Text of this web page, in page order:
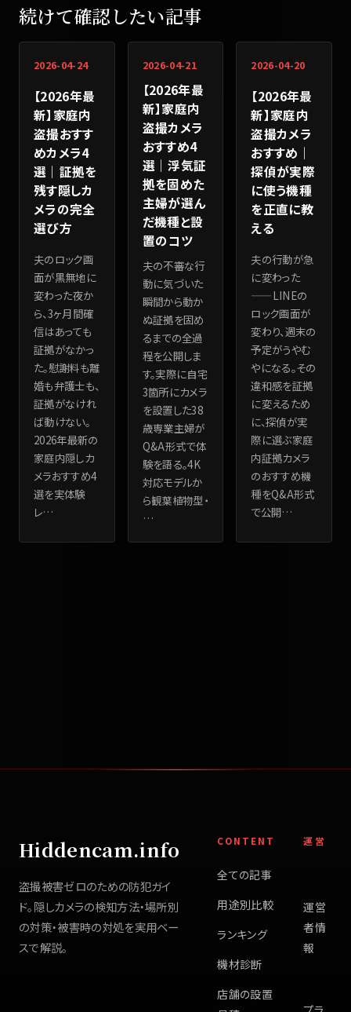
続けて確認したい記事
2026-04-24
【2026年最
新】家庭内
盗撮おすす
めカメラ4
選｜証拠を
残す隠しカ
メラの完全
選び方
夫のロック画
面が黒無地に
変わった夜か
ら、3ヶ月間確
信はあっても
証拠がなかっ
た。慰謝料も離
婚も弁護士も、
証拠がなけれ
ば動けない。
2026年最新の
家庭内隠しカ
メラおすすめ4
選を実体験
レ…
2026-04-21
【2026年最
新】家庭内
盗撮カメラ
おすすめ4
選｜浮気証
拠を固めた
主婦が選ん
だ機種と設
置のコツ
夫の不審な行
動に気づいた
瞬間から動か
ぬ証拠を固め
るまでの全過
程を公開しま
す。実際に自宅
3箇所にカメラ
を設置した38
歳専業主婦が
Q&A形式で体
験を語る。4K
対応モデルか
ら観葉植物型・
…
2026-04-20
【2026年最
新】家庭内
盗撮カメラ
おすすめ｜
探偵が実際
に使う機種
を正直に教
える
夫の行動が急
に変わった
——LINEの
ロック画面が
変わり、週末の
予定がうやむ
やになる。その
違和感を証拠
に変えるため
に、探偵が実
際に選ぶ家庭
内証拠カメラ
のおすすめ機
種をQ&A形式
で公開…
Hiddencam.info
盗撮被害ゼロのための防犯ガイ
ド。隠しカメラの検知方法・場所別
の対策・被害時の対処を実用ベー
スで解説。
CONTENT
全ての記事
用途別比較
ランキング
機材診断
店舗の設置
運営
運営
者情
報